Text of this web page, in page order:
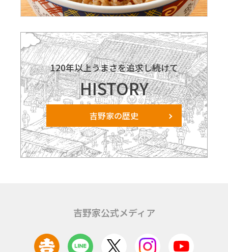
120年以上うまさを追求し続けて
HISTORY
吉野家の歴史
吉野家公式メディア